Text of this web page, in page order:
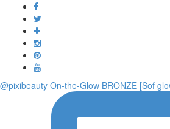
@pixibeauty On-the-Glow BRONZE [Sof